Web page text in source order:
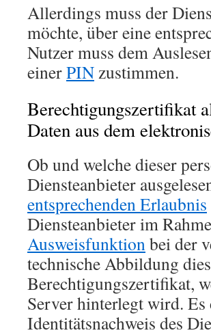
Allerdings muss der
möchte, über eine
Nutzer muss dem
einerPINzustimmen.
Berechtigungszertifikat
Daten aus dem
Ob und welche dieser
Diensteanbieter
entsprechenden Erlaubnis
Diensteanbieter im
Ausweisfunktionbei der
technische Abbildung
Berechtigungszertifikat,
Server hinterlegt wird.
Identitätsnachweis des